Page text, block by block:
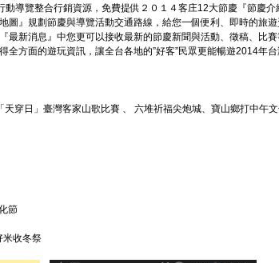
導覽整合行銷資源，免費提供２０１４客庄12大節慶『節慶介
圖』規劃節慶與導覽活動交通路線，給您一個便利、即時的旅
最新消息』中您更可以接收最新的節慶新聞與活動、徵稿、比賽
全方面的遊玩資訊，讓全台各地的”好客”民眾更能暢遊2014年
穿日」臺灣客家山歌比賽 、 六堆祈福尖炮城、寶山鄉打中午
節
米收冬祭